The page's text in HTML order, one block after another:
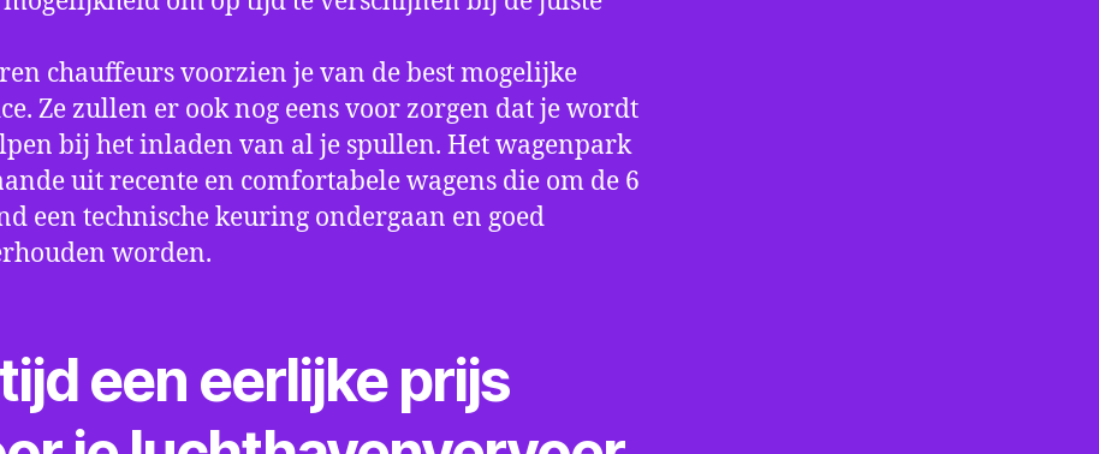
chauffeurs voorzien je van de best mogelijke
Ze zullen er ook nog eens voor zorgen dat je wordt
bij het inladen van al je spullen. Het wagenpark
uit recente en comfortabele wagens die om de 6
een technische keuring ondergaan en goed
worden.
een eerlijke prijs